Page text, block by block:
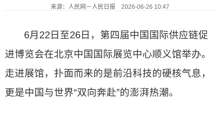
来源：人民网－人民日报 2026-06-26 10:47
6月22日至26日，第四届中国国际供应链促
进博览会在北京中国国际展览中心顺义馆举办。
走进展馆，扑面而来的是前沿科技的硬核气息，
更是中国与世界“双向奔赴”的澎湃热潮。